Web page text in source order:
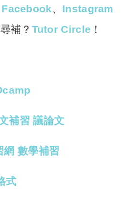
Facebook、 Instagram
尋補？ Tutor Circle ！
補習 議論文
網 數學補習
式